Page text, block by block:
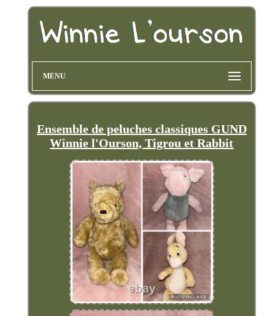
MENU
Ensemble de peluches classiques GUND
Winnie l'Ourson, Tigrou et Rabbit